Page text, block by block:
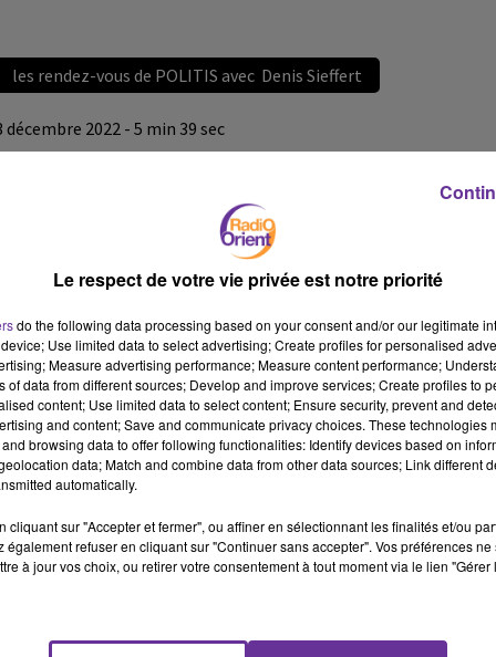
les rendez-vous de POLITIS avec Denis Sieffert
décembre 2022 - 5 min 39 sec
rendez-vous de POLITIS 1/12/2022
rendez-vous de POLITIS avec Denis Sieffert
5 min 39
Le respect de votre vie privée est notre priorité
do the following data processing based on your consent and/or our legitimate
Use limited data to select advertising; Create profiles for personalised
Measure advertising performance; Measure content performance;
of data from different sources; Develop and improve services; Create profiles to
content; Use limited data to select content; Ensure security, prevent and
and content; Save and communicate privacy choices. These technologies
browsing data to offer following functionalities: Identify devices based on
data; Match and combine data from other data sources; Link different
automatically.
cliquant sur "Accepter et fermer", ou affiner en sélectionnant les finalités et/ou
également refuser en cliquant sur "Continuer sans accepter". Vos préférences
à jour vos choix, ou retirer votre consentement à tout moment via le lien